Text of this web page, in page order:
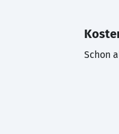
Schon